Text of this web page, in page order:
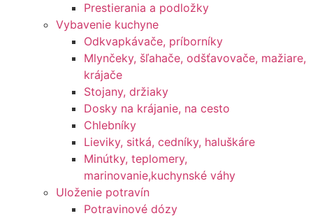
Prestierania a podložky
Vybavenie kuchyne
Odkvapkávače, príborníky
Mlynčeky, šľahače, odšťavovače, mažiare,
krájače
Stojany, držiaky
Dosky na krájanie, na cesto
Chlebníky
Lieviky, sitká, cedníky, haluškáre
Minútky, teplomery,
marinovanie,kuchynské váhy
Uloženie potravín
Potravinové dózy